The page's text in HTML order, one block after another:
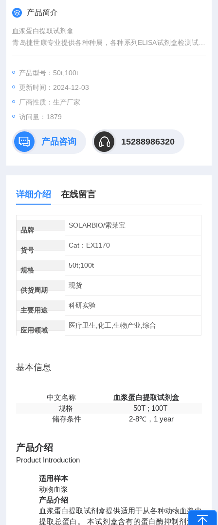
产品简介
血浆蛋白提取试剂盒
青岛捷世康专业提供各种种属，各种系列ELISA试剂盒检测试剂
盒，经营进口分装和原装、国产的Elisa试剂盒，*，技术严格，
机、笔记本电脑等礼品，咨询及订购。
产品型号：50t;100t
更新时间：2024-12-03
厂商性质：生产厂家
访问量：1879
产品咨询 15288986320
详细介绍 在线留言
品牌
SOLARBIO/索莱宝
货号
Cat：EX1170
规格
50t;100t
供货周期
现货
主要用途
科研实验
应用领域
医疗卫生,化工,生物产业,综合
基本信息
中文名称
血浆蛋白提取试剂盒
规格
50T ; 100T
储存条件
2-8℃，1 year
产品介绍
Product Introduction
适用样本
动物血浆
产品介绍
血浆蛋白提取试剂盒提供适用于从各种动物血浆中
提取总蛋白。 本试剂盒含有的蛋白酶抑制剂混合